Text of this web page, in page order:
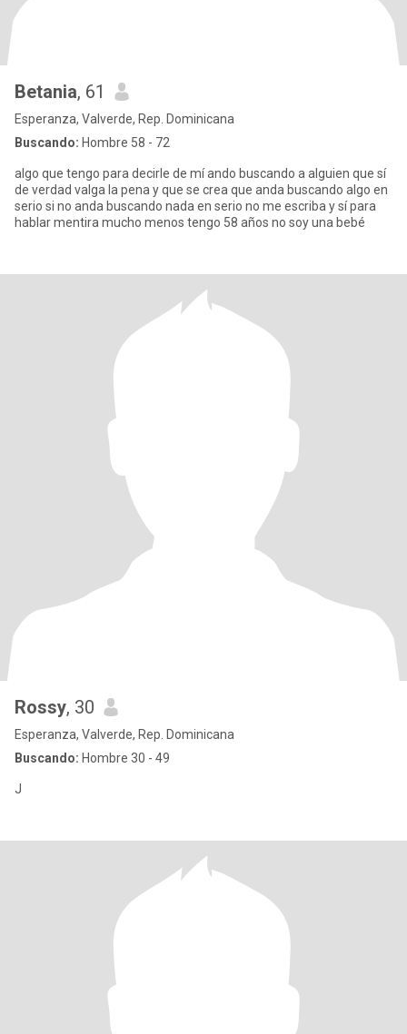
Betania, 61
Esperanza, Valverde, Rep. Dominicana
Buscando: Hombre 58 - 72
algo que tengo para decirle de mí ando buscando a alguien que sí
de verdad valga la pena y que se crea que anda buscando algo en
serio si no anda buscando nada en serio no me escriba y sí para
hablar mentira mucho menos tengo 58 años no soy una bebé
Rossy, 30
Esperanza, Valverde, Rep. Dominicana
Buscando: Hombre 30 - 49
J